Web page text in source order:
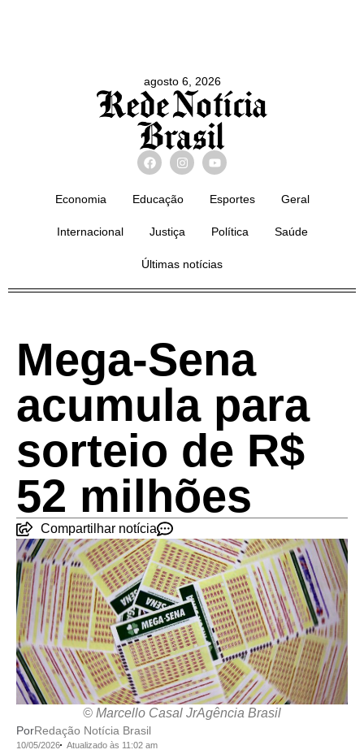
agosto 6, 2026
Economia Educação Esportes Geral
Internacional Justiça Política Saúde
Últimas notícias
Mega-Sena
acumula para
sorteio de R$
52 milhões
Compartilhar notícia
© Marcello Casal JrAgência Brasil
PorRedação Notícia Brasil
10/05/2026 Atualizado às 11:02 am